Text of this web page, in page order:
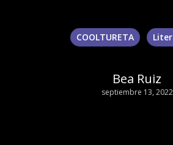
COOLTURETA
Bea Ruiz
septiembre 13, 2022